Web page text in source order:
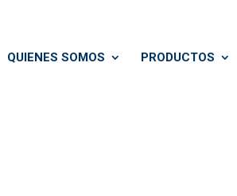
QUIENES SOMOS PRODUCTOS